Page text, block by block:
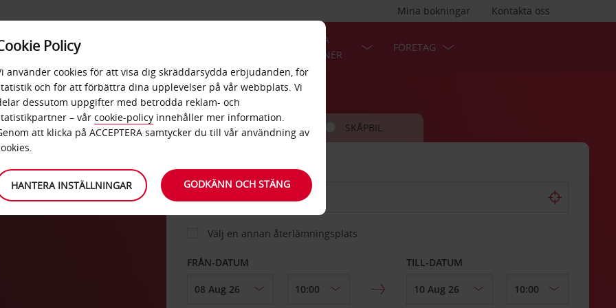
Kontakta oss
Mina bokningar
ERBJUDANDEN
POPULÄRA
DESTINATIONER
FÖRETAG
BIL SKÅPBIL
HÄMTA FRÅN
Välj en annan återlämningsplats
FRÅN-DATUM TILL-DATUM
Policy
använder cookies för att visa dig skräddarsydda erbjudanden, för
och för att förbättra dina upplevelser på vår webbplats. Vi
dessutom uppgifter med betrodda reklam- och
– vår cookie-policy innehåller mer information.
att klicka på ACCEPTERA samtycker du till vår användning av
HANTERA INSTÄLLNINGAR GODKÄNN OCH STÄNG